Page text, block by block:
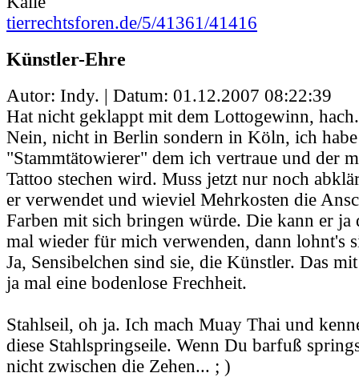
tierrechtsforen.de/5/41361/41416
Künstler-Ehre
Autor: Indy. | Datum: 01.12.2007 08:22:39
Hat nicht geklappt mit dem Lottogewinn,
Nein, nicht in Berlin sondern in Köln, ich
"Stammtätowierer" dem ich vertraue und der
Tattoo stechen wird. Muss jetzt nur noch
er verwendet und wieviel Mehrkosten die
Farben mit sich bringen würde. Die kann er ja
mal wieder für mich verwenden, dann lohnt's
Ja, Sensibelchen sind sie, die Künstler. Das
ja mal eine bodenlose Frechheit.
Stahlseil, oh ja. Ich mach Muay Thai und
diese Stahlspringseile. Wenn Du barfuß
nicht zwischen die Zehen... ; )